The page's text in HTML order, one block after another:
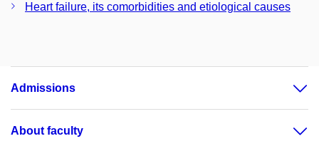
Heart failure, its comorbidities and etiological causes
Admissions
About faculty